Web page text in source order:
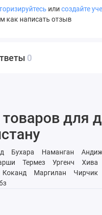
или создайте
как написать отзыв
0
для
Бухара Наманган
Термез Ургенч Хива
Коканд Маргилан Чирчик